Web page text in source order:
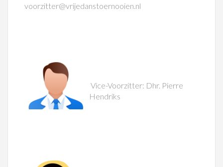
voorzitter@vrijedanstoernooien.nl
Vice-Voorzitter: Dhr. Pierre
Hendriks